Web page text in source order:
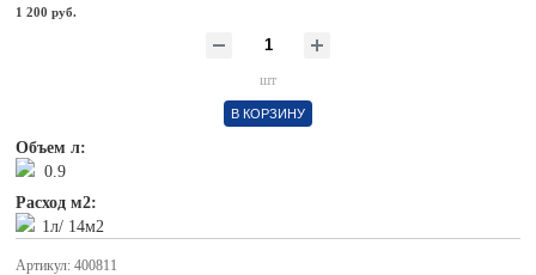
1 200 руб.
шт
В КОРЗИНУ
Объем л:
0.9
Расход м2:
1л/ 14м2
Артикул: 400811